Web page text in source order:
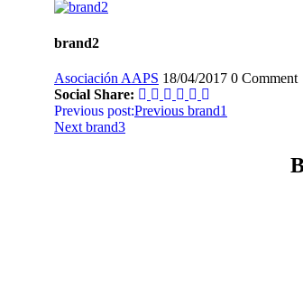
brand2
Asociación AAPS 18/04/2017 0 Comment
Social Share:
Previous
Previous post:
brand1
Next brand3